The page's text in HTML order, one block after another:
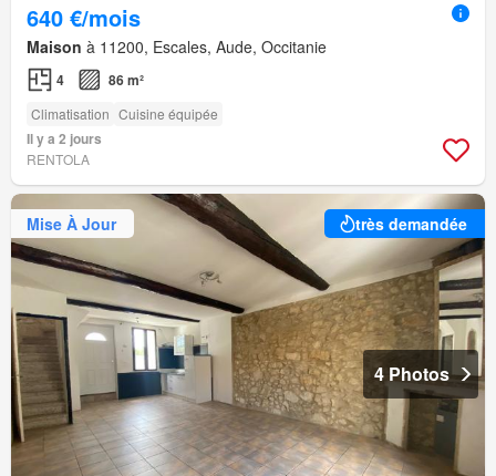
640 €/mois
Maison à 11200, Escales, Aude, Occitanie
4 86 m²
Climatisation Cuisine équipée
Il y a 2 jours
RENTOLA
Mise À Jour très demandée
4 Photos